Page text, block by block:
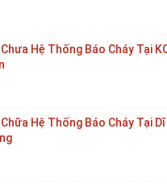
Hệ Thống Báo Cháy Tại
Hệ Thống Báo Cháy Tại